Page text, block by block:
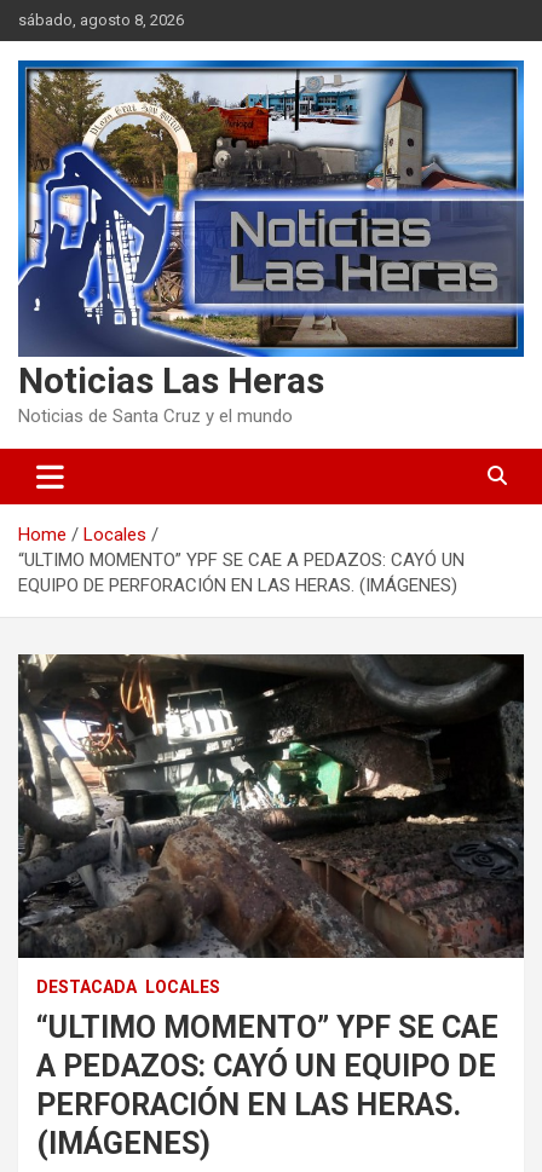
Skip
to
content
sábado, agosto 8, 2026
Noticias Las Heras
Noticias de Santa Cruz y el mundo
Home
Locales
“ULTIMO MOMENTO” YPF SE CAE A PEDAZOS: CAYÓ UN
EQUIPO DE PERFORACIÓN EN LAS HERAS. (IMÁGENES)
DESTACADA LOCALES
“ULTIMO MOMENTO” YPF SE CAE
A PEDAZOS: CAYÓ UN EQUIPO DE
PERFORACIÓN EN LAS HERAS.
(IMÁGENES)